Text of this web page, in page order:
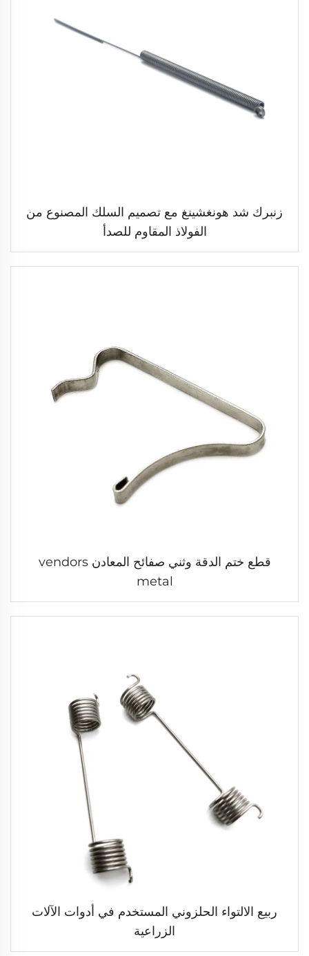
زنبرك شد هونغشينغ مع تصميم السلك المصنوع من
الفولاذ المقاوم للصدأ
قطع ختم الدقة وثني صفائح المعادن vendors
metal
ربيع الالتواء الحلزوني المستخدم في أدوات الآلات
الزراعية